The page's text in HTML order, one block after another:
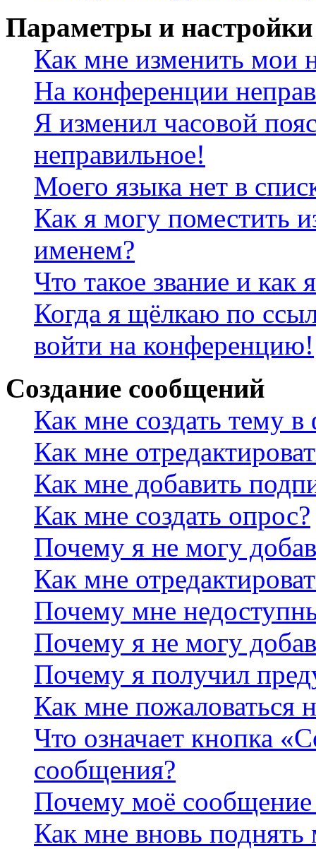
Параметры и настройки
Как мне изменить мои
На конференции
Я изменил часовой
неправильное!
Моего языка нет в
Как я могу поместить
именем?
Что такое звание и как
Когда я щёлкаю по
войти на конференцию!
Создание сообщений
Как мне создать тему
Как мне
Как мне добавить
Как мне создать опрос?
Почему я не могу
Как мне
Почему мне
Почему я не могу
Почему я получил
Как мне пожаловаться
Что означает кнопка
сообщения?
Почему моё сообщение
Как мне вновь